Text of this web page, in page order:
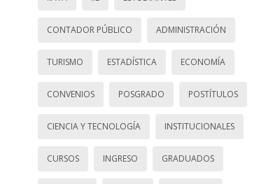
CONTADOR PÚBLICO ADMINISTRACIÓN
TURISMO ESTADÍSTICA ECONOMÍA
CONVENIOS POSGRADO POSTÍTULOS
CIENCIA Y TECNOLOGÍA INSTITUCIONALES
CURSOS INGRESO GRADUADOS